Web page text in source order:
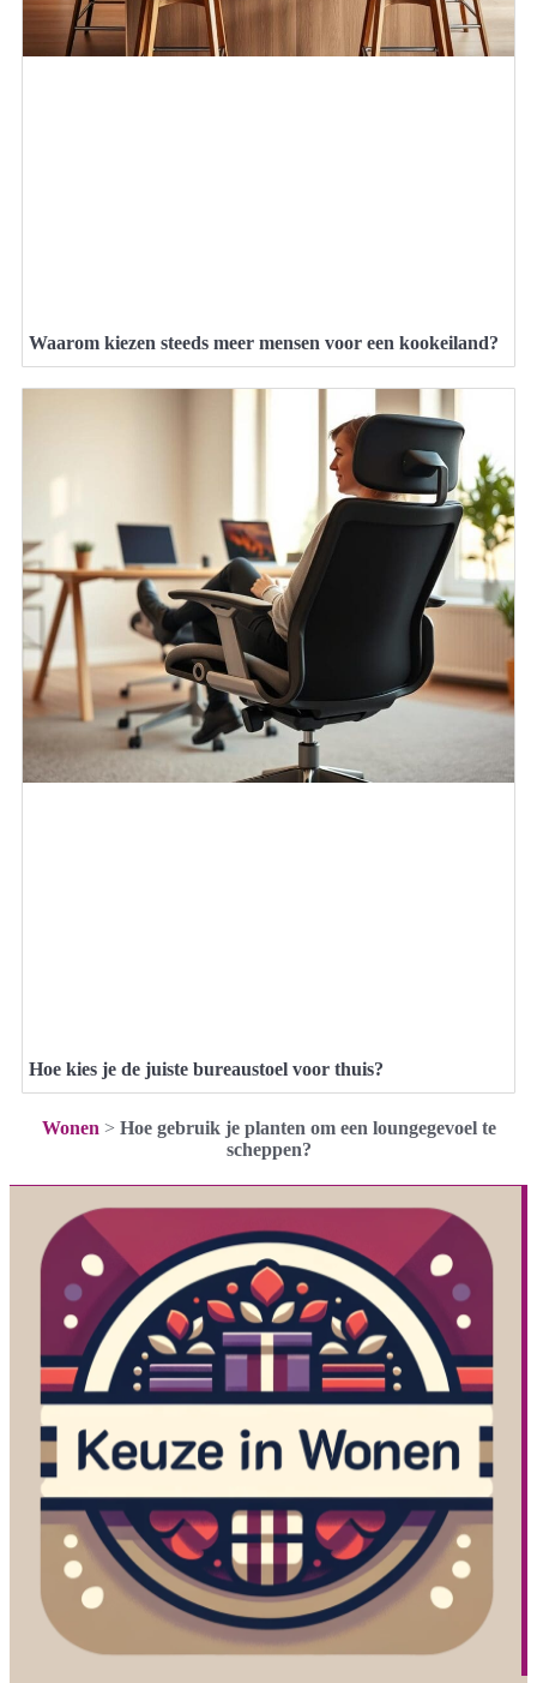
Waarom kiezen steeds meer mensen voor een kookeiland?
Hoe kies je de juiste bureaustoel voor thuis?
Wonen > Hoe gebruik je planten om een loungegevoel te
scheppen?